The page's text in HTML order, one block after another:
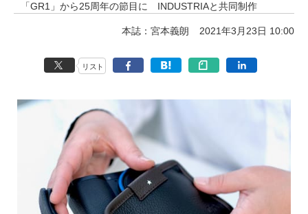
「GR1」から25周年の節目に INDUSTRIAと共同制作
本誌：宮本義朗 2021年3月23日 10:00
リスト